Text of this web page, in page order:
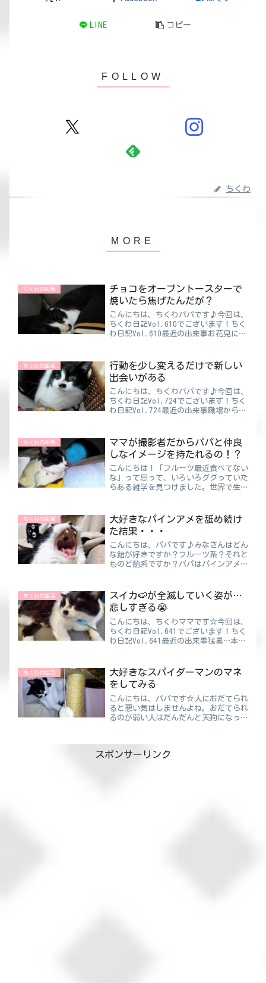
LINE コピー
ちくわ
ちくわの生活
チョコをオーブントースターで
焼いたら焦げたんだが？
こんにちは、ちくわパパです♪今回は、
ちくわ日記Vol.610でございます！ちく
わ日記Vol.610最近の出来事お花見に行
うことはないんですけど、こっそり「家
でやってみよ...
ちくわの生活
行動を少し変えるだけで新しい
出会いがある
こんにちは、ちくわパパです♪今回は、
ちくわ日記Vol.724でございます！ちく
わ日記Vol.724最近の出来事職場から少
で結構な台数が停められるんだけど、い
つも混み合っ...
ちくわの生活
ママが撮影者だからパパと仲良
しなイメージを持たれるの！？
こんにちは！「フルーツ最近食べてない
な」って思って、いろいろググっていた
らある雑学を見つけました。世界で生産
れたぶどうの内の80％がワインになる
そうです🍷ということは、世...
ちくわの生活
大好きなパインアメを舐め続け
た結果・・・
こんにちは、パパです♪みなさんはどん
な飴が好きですか？フルーツ系？それと
ものど飴系ですか？パパはパインアメ一
ら、アメちゃんをあげたりもらったりす
る文化圏に住んでいないので...
ちくわの生活
スイカ🍉が全滅していく姿が…
悲しすぎる😭
こんにちは、ちくわママです☆今回は、
ちくわ日記Vol.641でございます！ちく
わ日記Vol.641最近の出来事猛暑…本当
仕事終わりの午後から乗る車は最悪です
❗高温すぎて...
ちくわの生活
大好きなスパイダーマンのマネ
をしてみる
こんにちは、パパです☆人におだてられ
ると悪い気はしませんよね。おだてられ
るのが弱い人はだんだんと天狗になって
気を付けて生活しよう！“叱られて伸び
る人”と“おだてられて伸...
スポンサーリンク